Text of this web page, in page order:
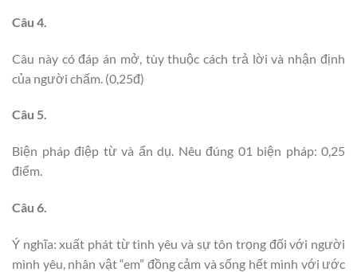
Câu 4.
Câu này có đáp án mở, tùy thuộc cách trả lời và nhận định
của người chấm. (0,25đ)
Câu 5.
Biện pháp điệp từ và ẩn dụ. Nêu đúng 01 biện pháp: 0,25
điểm.
Câu 6.
Ý nghĩa: xuất phát từ tình yêu và sự tôn trọng đối với người
mình yêu, nhân vật “em” đồng cảm và sống hết mình với ước